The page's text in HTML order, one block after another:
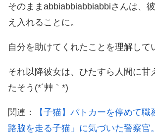
そのままabbiabbiabbiabbiさんは、
え入れることに。
自分を助けてくれたことを理解し
それ以降彼女は、ひたすら人間に甘
たそう(*´艸｀*)
関連：
【子猫】パトカーを停めて職
路脇を走る子猫」に気づいた警察官